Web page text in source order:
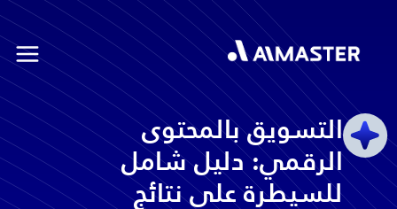
التسويق بالمحتوى
الرقمي: دليل شامل
للسيطرة على نتائج